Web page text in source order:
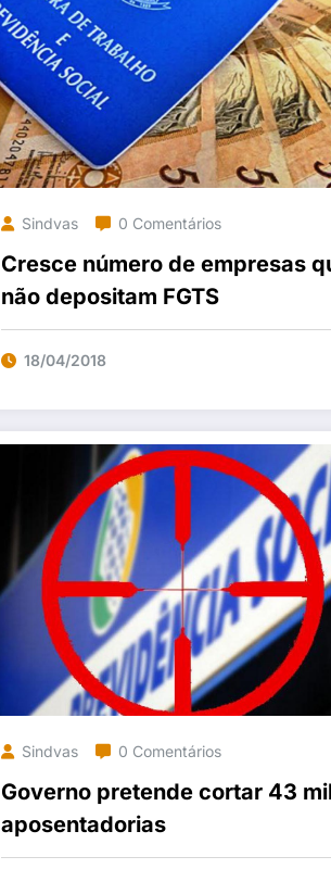
Sindvas 0 Comentários
Cresce número de empresas
não depositam FGTS
18/04/2018
Sindvas 0 Comentários
Governo pretende cortar 43
aposentadorias